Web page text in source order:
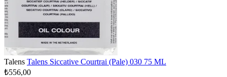
Talens Talens Siccative Courtrai (Pale) 030 75 ML
₺556,00